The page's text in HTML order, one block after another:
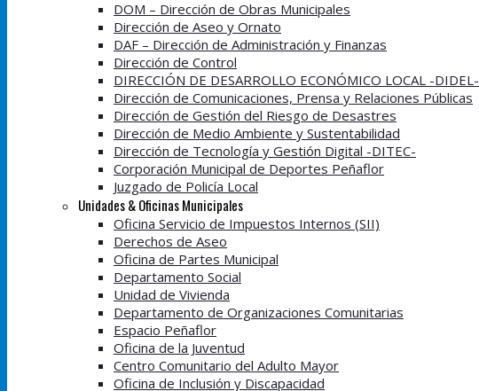
DOM – Dirección de Obras Municipales
Dirección de Aseo y Ornato
DAF – Dirección de Administración y Finanzas
Dirección de Control
DIRECCIÓN DE DESARROLLO ECONÓMICO LOCAL -DIDEL-
Dirección de Comunicaciones, Prensa y Relaciones Públicas
Dirección de Gestión del Riesgo de Desastres
Dirección de Medio Ambiente y Sustentabilidad
Dirección de Tecnología y Gestión Digital -DITEC-
Corporación Municipal de Deportes Peñaflor
Juzgado de Policía Local
Unidades & Oficinas Municipales
Oficina Servicio de Impuestos Internos (SII)
Derechos de Aseo
Oficina de Partes Municipal
Departamento Social
Unidad de Vivienda
Departamento de Organizaciones Comunitarias
Espacio Peñaflor
Oficina de la Juventud
Centro Comunitario del Adulto Mayor
Oficina de Inclusión y Discapacidad